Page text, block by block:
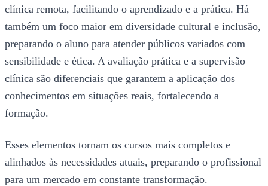
clínica remota, facilitando o aprendizado e a prática. Há
também um foco maior em diversidade cultural e inclusão,
preparando o aluno para atender públicos variados com
sensibilidade e ética. A avaliação prática e a supervisão
clínica são diferenciais que garantem a aplicação dos
conhecimentos em situações reais, fortalecendo a
formação.
Esses elementos tornam os cursos mais completos e
alinhados às necessidades atuais, preparando o profissional
para um mercado em constante transformação.